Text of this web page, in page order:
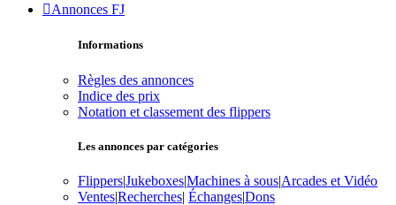
Annonces FJ
Informations
Règles des annonces
Indice des prix
Notation et classement des flippers
Les annonces par catégories
Flippers|Jukeboxes|Machines à sous|Arcades et Vidéo
Ventes|Recherches| Échanges|Dons